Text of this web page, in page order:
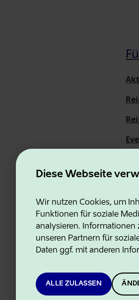
Diese Webseite
Wir nutzen Cookies, um
Funktionen für soziale
analysieren.
unseren Partnern für
Daten ggf. mit anderen
ALLE ZULASSEN